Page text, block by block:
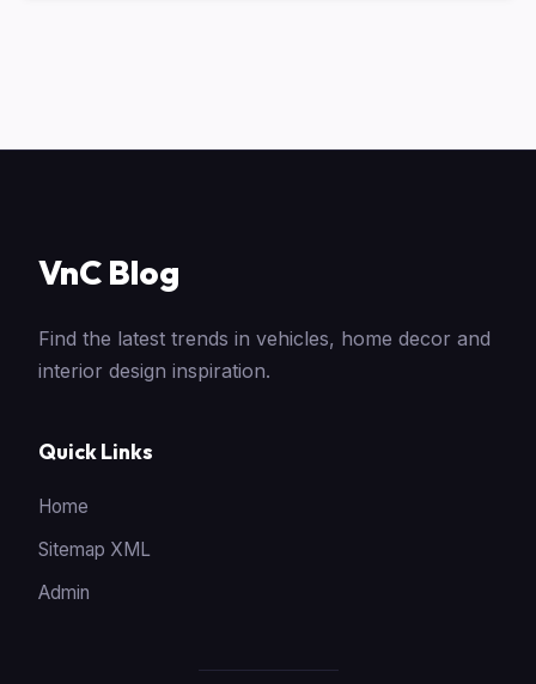
VnC Blog
Find the latest trends in vehicles, home decor and
interior design inspiration.
Quick Links
Home
Sitemap XML
Admin